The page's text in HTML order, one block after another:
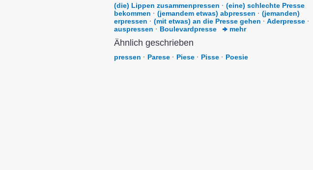
(die) Lippen zusammenpressen · (eine) schlechte Presse
bekommen · (jemandem etwas) abpressen · (jemanden)
erpressen · (mit etwas) an die Presse gehen · Aderpresse ·
auspressen · Boulevardpresse mehr
Ähnlich geschrieben
pressen · Parese · Piese · Pisse · Poesie